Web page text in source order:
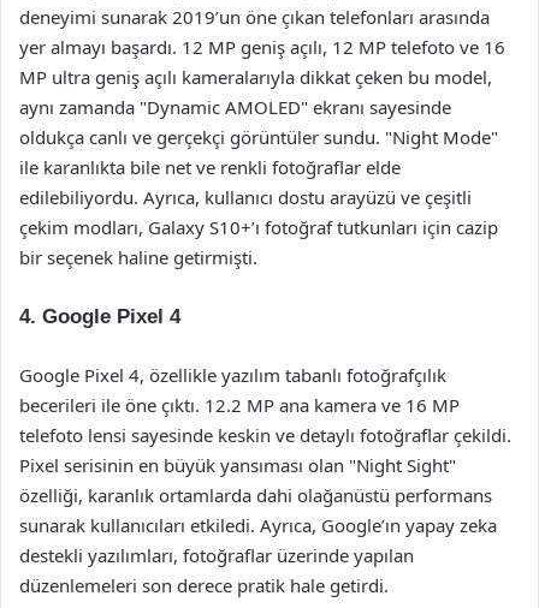
deneyimi sunarak 2019’un öne çıkan telefonları arasında
yer almayı başardı. 12 MP geniş açılı, 12 MP telefoto ve 16
MP ultra geniş açılı kameralarıyla dikkat çeken bu model,
aynı zamanda "Dynamic AMOLED" ekranı sayesinde
oldukça canlı ve gerçekçi görüntüler sundu. "Night Mode"
ile karanlıkta bile net ve renkli fotoğraflar elde
edilebiliyordu. Ayrıca, kullanıcı dostu arayüzü ve çeşitli
çekim modları, Galaxy S10+’ı fotoğraf tutkunları için cazip
bir seçenek haline getirmişti.
4. Google Pixel 4
Google Pixel 4, özellikle yazılım tabanlı fotoğrafçılık
becerileri ile öne çıktı. 12.2 MP ana kamera ve 16 MP
telefoto lensi sayesinde keskin ve detaylı fotoğraflar çekildi.
Pixel serisinin en büyük yansıması olan "Night Sight"
özelliği, karanlık ortamlarda dahi olağanüstü performans
sunarak kullanıcıları etkiledi. Ayrıca, Google’ın yapay zeka
destekli yazılımları, fotoğraflar üzerinde yapılan
düzenlemeleri son derece pratik hale getirdi.